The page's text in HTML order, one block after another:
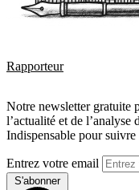
Rapporteur
Notre newsletter gratuite
l’actualité et de l’analyse
Indispensable pour
Entrez votre email
S'abonner